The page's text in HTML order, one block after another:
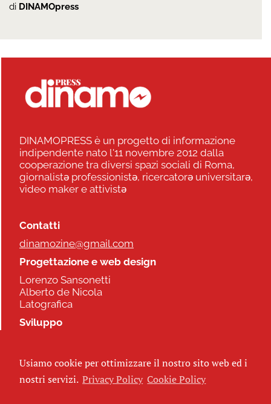
di DINAMOpress
DINAMOPRESS è un progetto di informazione
indipendente nato l'11 novembre 2012 dalla
cooperazione tra diversi spazi sociali di Roma,
giornalistə professionistə, ricercatorə universitarə,
video maker e attivistə
Contatti
dinamozine@gmail.com
Progettazione e web design
Lorenzo Sansonetti
Alberto de Nicola
Latografica
Sviluppo
Seguici
Usiamo cookie per ottimizzare il nostro sito web ed i
nostri servizi. Privacy Policy Cookie Policy